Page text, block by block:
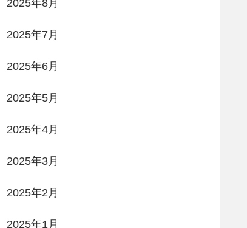
2025年8月
2025年7月
2025年6月
2025年5月
2025年4月
2025年3月
2025年2月
2025年1月